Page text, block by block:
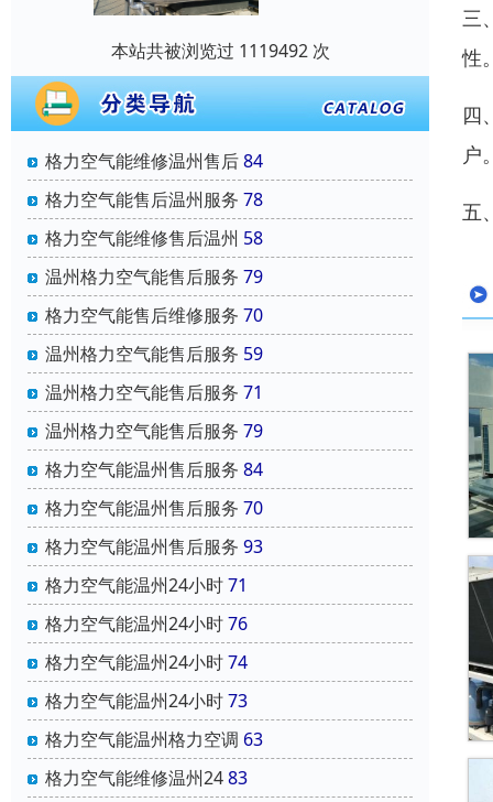
本站共被浏览过 1119492 次
格力空气能维修温州售后84
格力空气能售后温州服务 78
格力空气能维修售后温州 58
温州格力空气能售后服务 79
格力空气能售后维修服务 70
温州格力空气能售后服务 59
温州格力空气能售后服务 71
温州格力空气能售后服务 79
格力空气能温州售后服务 84
格力空气能温州售后服务 70
格力空气能温州售后服务 93
格力空气能温州24小时71
格力空气能温州24小时76
格力空气能温州24小时74
格力空气能温州24小时73
格力空气能温州格力空调 63
格力空气能维修温州2483
三
性
四
户
五